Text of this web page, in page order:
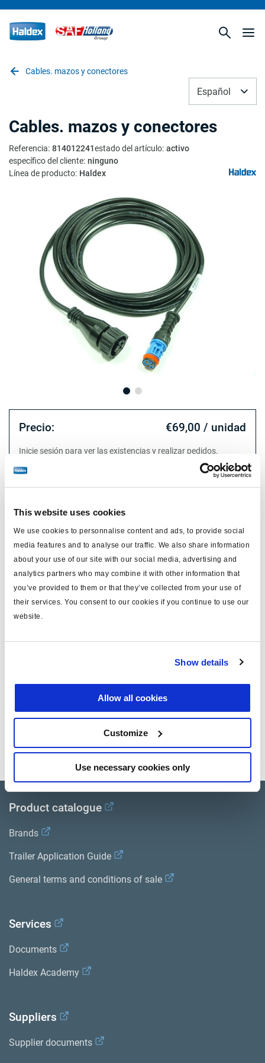
This website uses cookies
We use cookies to personnalise content and ads, to provide social
media features and to analyse our traffic. We also share information
about your use of our site with our social media, advertising and
analytics partners who may combine it with other information that
you’ve provided to them or that they’ve collected from your use of
their services. You consent to our cookies if you continue to use our
website.
Show details
Allow all cookies
Customize
Use necessary cookies only
Cables. mazos y conectores
Español
Cables. mazos y conectores
Referencia: 814012241estado del artículo: activo
específico del cliente: ninguno
Línea de producto: Haldex
Precio: €69,00 / unidad
Inicie sesión para ver las existencias y realizar pedidos.
tipo cable
para conexión auxiliar
long. (m) 5
nota
incluye 3 conectores
Vea todas las publicaciones relacionadas en nuestra
Biblioteca bibliográfica de productos.
Product catalogue
Brands
Trailer Application Guide
General terms and conditions of sale
Services
Documents
Haldex Academy
Suppliers
Supplier documents